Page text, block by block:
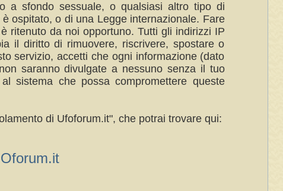
a sfondo sessuale, o qualsiasi altro tipo di
ospitato, o di una Legge internazionale. Fare
ritenuto da noi opportuno. Tutti gli indirizzi IP
il diritto di rimuovere, riscrivere, spostare o
servizio, accetti che ogni informazione (dato
saranno divulgate a nessuno senza il tuo
sistema che possa compromettere queste
di Ufoforum.it", che potrai trovare qui: